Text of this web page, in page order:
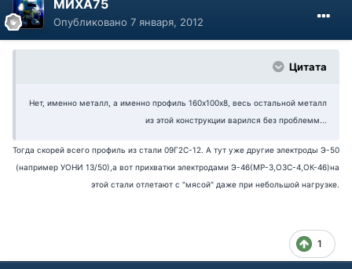
МИХА75
Опубликовано 7 января, 2012
Цитата
Нет, именно металл, а именно профиль 160х100х8, весь остальной металл
из этой конструкции варился без проблемм...
Тогда скорей всего профиль из стали 09Г2С-12. А тут уже другие электроды Э-50
(например УОНИ 13/50),а вот прихватки электродами Э-46(МР-3,ОЗС-4,ОК-46)на
этой стали отлетают с "мясой" даже при небольшой нагрузке.
1